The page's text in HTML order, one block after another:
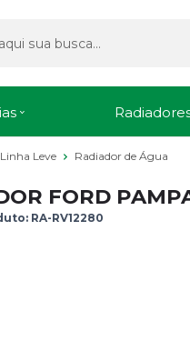
Linha Leve Radiador de Água
FORD
RA-RV12280